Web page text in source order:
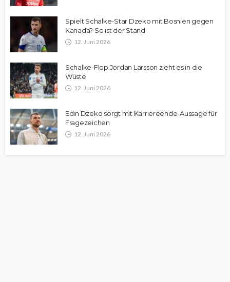
Spielt Schalke-Star Dzeko mit Bosnien gegen
Kanada? So ist der Stand
12. Juni 2026
Schalke-Flop Jordan Larsson zieht es in die
Wüste
12. Juni 2026
Edin Dzeko sorgt mit Karriereende-Aussage für
Fragezeichen
12. Juni 2026